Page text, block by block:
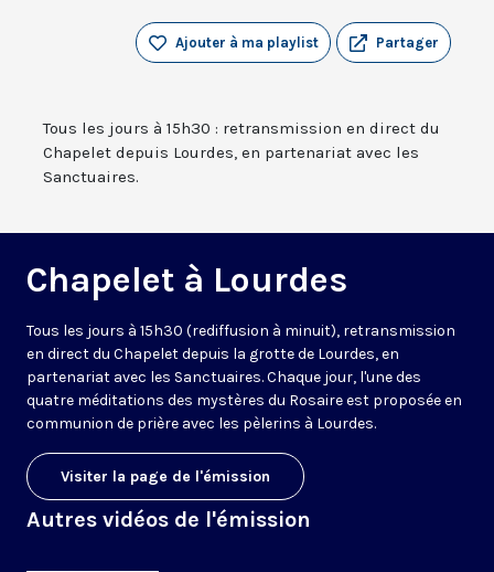
Partager
Ajouter à ma playlist
Tous les jours à 15h30 : retransmission en direct du
Chapelet depuis Lourdes, en partenariat avec les
Sanctuaires.
Chapelet à Lourdes
Tous les jours à 15h30 (rediffusion à minuit), retransmission
en direct du Chapelet depuis la grotte de Lourdes, en
partenariat avec les Sanctuaires. Chaque jour, l'une des
quatre méditations des mystères du Rosaire est proposée en
communion de prière avec les pèlerins à Lourdes.
Visiter la page de l'émission
Autres vidéos de l'émission